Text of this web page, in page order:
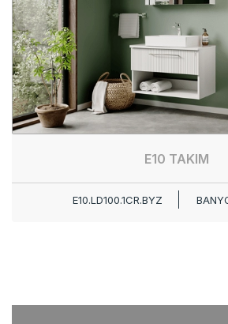
E10 TAKIM
E10.LD100.1CR.BYZ